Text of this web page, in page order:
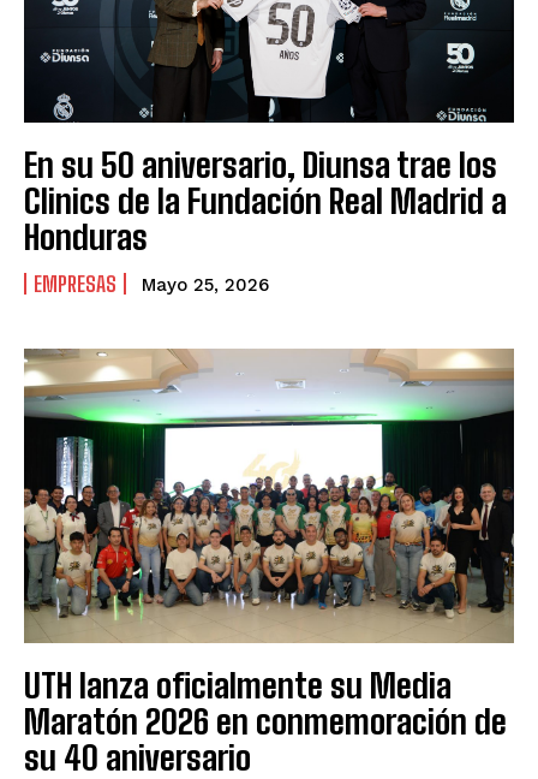
En su 50 aniversario, Diunsa trae los
Clinics de la Fundación Real Madrid a
Honduras
EMPRESAS Mayo 25, 2026
UTH lanza oficialmente su Media
Maratón 2026 en conmemoración de
su 40 aniversario